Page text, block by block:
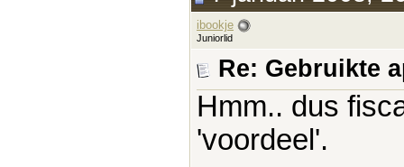
ibookje
Juniorlid
Re: Gebruikte
Hmm.. dus
'voordeel'.